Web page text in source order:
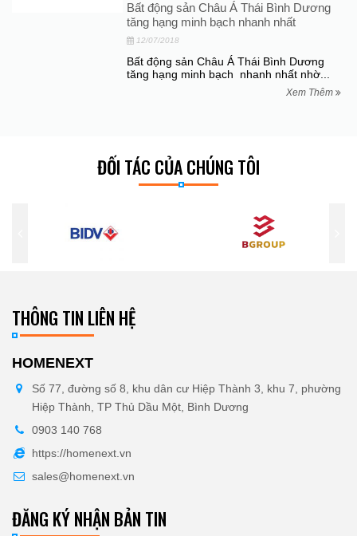
Bất động sản Châu Á Thái Bình Dương
tăng hạng minh bạch nhanh nhất
12/07/2018
Bất động sản Châu Á Thái Bình Dương
tăng hạng minh bạch nhanh nhất nhờ...
Xem Thêm
ĐỐI TÁC CỦA CHÚNG TÔI
THÔNG TIN LIÊN HỆ
HOMENEXT
Số 77, đường số 8, khu dân cư Hiệp Thành 3, khu 7, phường
Hiệp Thành, TP Thủ Dầu Một, Bình Dương
0903 140 768
https://homenext.vn
sales@homenext.vn
ĐĂNG KÝ NHẬN BẢN TIN